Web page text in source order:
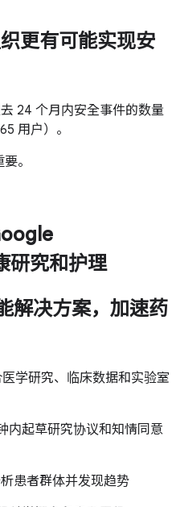
更有可能实现安
24 个月内安全事件的数量
用户）。
。
研究和护理
解决方案，加速药
学研究、临床数据和实验室
内起草研究协议和知情同意
患者群体并发现趋势